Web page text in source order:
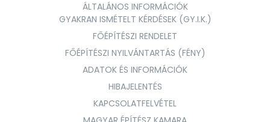
ÁLTALÁNOS INFORMÁCIÓK
GYAKRAN ISMÉTELT KÉRDÉSEK (GY.I.K.)
FŐÉPÍTÉSZI RENDELET
FŐÉPÍTÉSZI NYILVÁNTARTÁS (FÉNY)
ADATOK ÉS INFORMÁCIÓK
HIBAJELENTÉS
KAPCSOLATFELVÉTEL